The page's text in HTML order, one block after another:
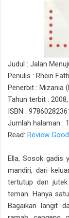
Judul : Jalan
Penulis : Rhein
Penerbit : Mizania
Tahun terbit :
ISBN :
Jumlah halaman :
Read: Review
Ella, Sosok gadis
mandiri, dari
tertutup dan
teman. Hanya
Bagaikan langit